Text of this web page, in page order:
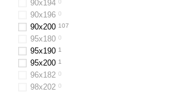
90х194 0
90x196 0
90x200 107
95х180 0
95х190 1
95х200 1
96х182 0
98х202 0